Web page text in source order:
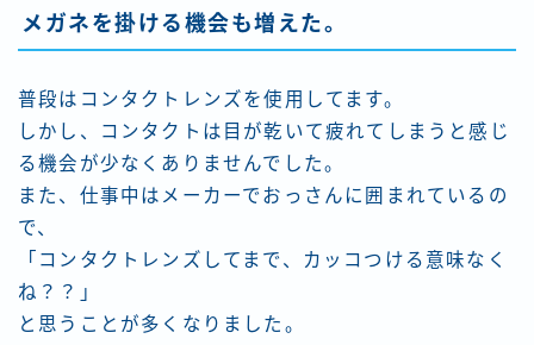
メガネを掛ける機会も増えた。
普段はコンタクトレンズを使用してます。
しかし、コンタクトは目が乾いて疲れてしまうと感じ
る機会が少なくありませんでした。
また、仕事中はメーカーでおっさんに囲まれているの
で、
「コンタクトレンズしてまで、カッコつける意味なく
ね？？」
と思うことが多くなりました。